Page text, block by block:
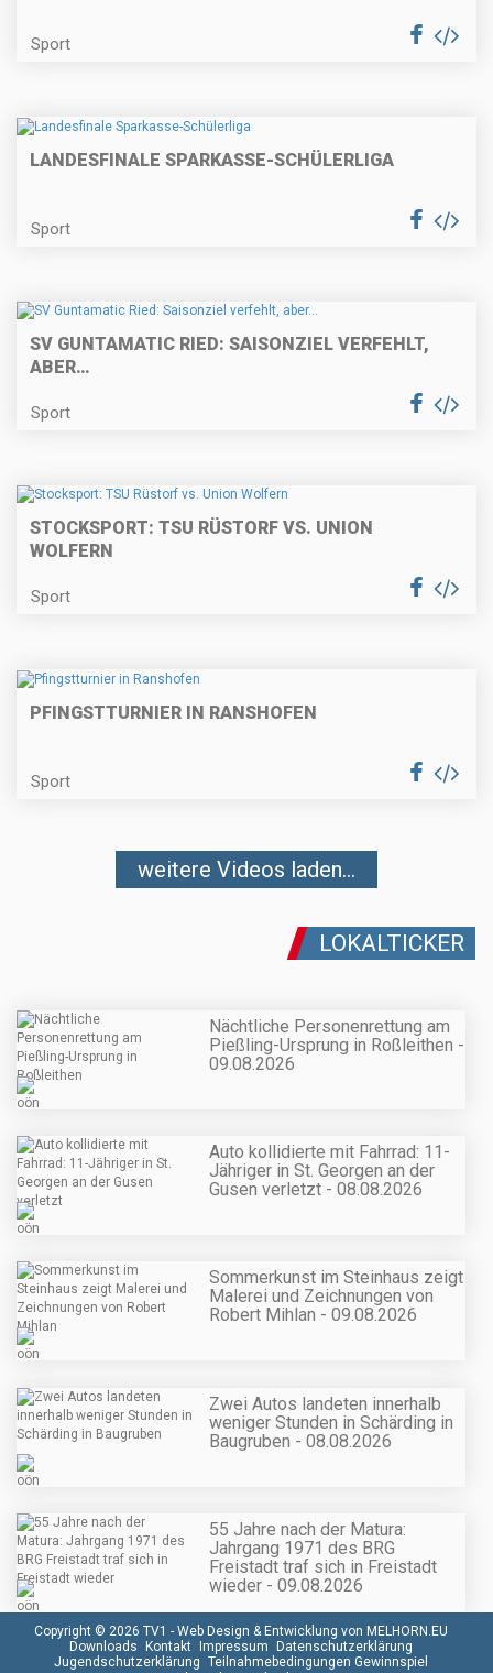
Sport
LANDESFINALE SPARKASSE-SCHÜLERLIGA
Sport
SV GUNTAMATIC RIED: SAISONZIEL VERFEHLT,
ABER…
Sport
STOCKSPORT: TSU RÜSTORF VS. UNION
WOLFERN
Sport
PFINGSTTURNIER IN RANSHOFEN
Sport
weitere Videos laden...
LOKALTICKER
Nächtliche Personenrettung am
Pießling-Ursprung in Roßleithen -
09.08.2026
Auto kollidierte mit Fahrrad: 11-
Jähriger in St. Georgen an der
Gusen verletzt - 08.08.2026
Sommerkunst im Steinhaus zeigt
Malerei und Zeichnungen von
Robert Mihlan - 09.08.2026
Zwei Autos landeten innerhalb
weniger Stunden in Schärding in
Baugruben - 08.08.2026
55 Jahre nach der Matura:
Jahrgang 1971 des BRG
Freistadt traf sich in Freistadt
wieder - 09.08.2026
Copyright © 2026 TV1 - Web Design & Entwicklung von MELHORN.EU
Downloads
Kontakt Impressum
Datenschutzerklärung
Jugendschutzerklärung Teilnahmebedingungen Gewinnspiel